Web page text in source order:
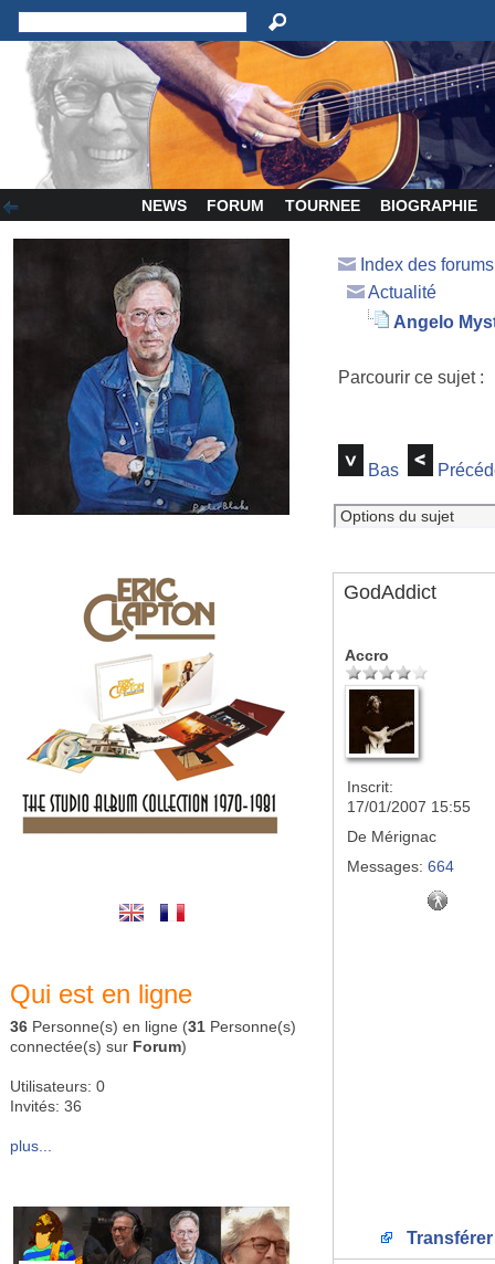
NEWS FORUM TOURNEE BIOGRAPHIE
Qui est en ligne
36 Personne(s) en ligne (31 Personne(s)
connectée(s) sur Forum)
Utilisateurs: 0
Invités: 36
plus...
Index des
Actualité
Angelo
Parcourir ce sujet
Bas
GodAddict
Accro
Inscrit:
17/01/2007 15:55
De Mérignac
Messages: 664
Transférer